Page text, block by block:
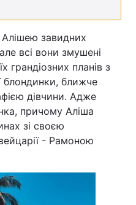
завидних
всі вони змушені
грандіозних планів з
блондинки, ближче
дівчини. Адже
причому Аліша
зі своєю
- Рамоною